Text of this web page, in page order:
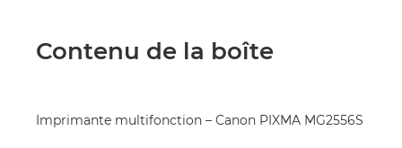
Contenu de la boîte
Imprimante multifonction – Canon PIXMA MG2556S